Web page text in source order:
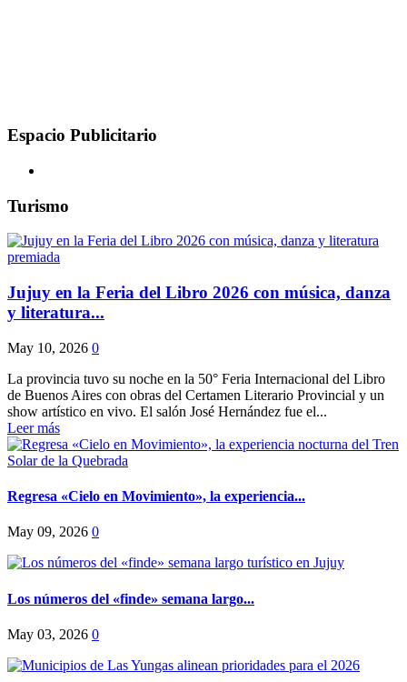
Espacio Publicitario
Turismo
Jujuy en la Feria del Libro 2026 con música, danza
y literatura...
May 10, 2026 0
La provincia tuvo su noche en la 50° Feria Internacional del Libro
de Buenos Aires con obras del Certamen Literario Provincial y un
show artístico en vivo. El salón José Hernández fue el...
Leer más
Regresa «Cielo en Movimiento», la experiencia...
May 09, 2026 0
Los números del «finde» semana largo...
May 03, 2026 0